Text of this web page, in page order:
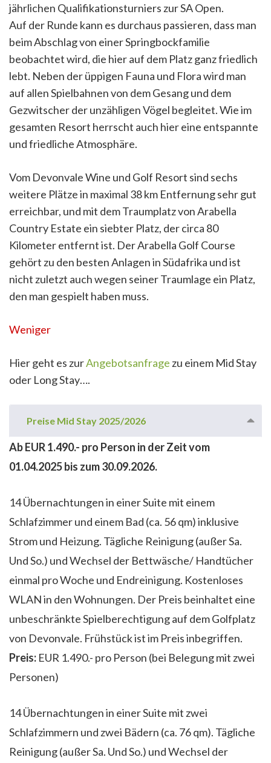
jährlichen Qualifikationsturniers zur SA Open.
Auf der Runde kann es durchaus passieren, dass man
beim Abschlag von einer Springbockfamilie
beobachtet wird, die hier auf dem Platz ganz friedlich
lebt. Neben der üppigen Fauna und Flora wird man
auf allen Spielbahnen von dem Gesang und dem
Gezwitscher der unzähligen Vögel begleitet. Wie im
gesamten Resort herrscht auch hier eine entspannte
und friedliche Atmosphäre.
Vom Devonvale Wine und Golf Resort sind sechs
weitere Plätze in maximal 38 km Entfernung sehr gut
erreichbar, und mit dem Traumplatz von Arabella
Country Estate ein siebter Platz, der circa 80
Kilometer entfernt ist. Der Arabella Golf Course
gehört zu den besten Anlagen in Südafrika und ist
nicht zuletzt auch wegen seiner Traumlage ein Platz,
den man gespielt haben muss.
Weniger
Hier geht es zurAngebotsanfrage zu einem Mid Stay
oder Long Stay….
Preise Mid Stay 2025/2026
Ab EUR 1.490.- pro Person in der Zeit vom
01.04.2025 bis zum 30.09.2026.
14 Übernachtungen in einer Suite mit einem
Schlafzimmer und einem Bad (ca. 56 qm) inklusive
Strom und Heizung. Tägliche Reinigung (außer Sa.
Und So.) und Wechsel der Bettwäsche/ Handtücher
einmal pro Woche und Endreinigung. Kostenloses
WLAN in den Wohnungen. Der Preis beinhaltet eine
unbeschränkte Spielberechtigung auf dem Golfplatz
von Devonvale. Frühstück ist im Preis inbegriffen.
Preis: EUR 1.490.- pro Person (bei Belegung mit zwei
Personen)
14 Übernachtungen in einer Suite mit zwei
Schlafzimmern und zwei Bädern (ca. 76 qm). Tägliche
Reinigung (außer Sa. Und So.) und Wechsel der